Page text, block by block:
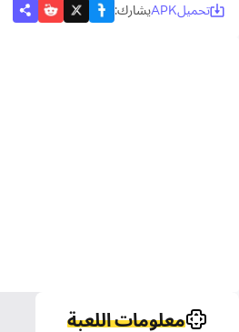
تحميلAPK يشارك:
معلومات اللعبة